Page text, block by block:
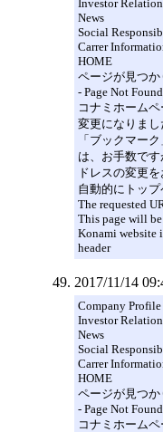
Investor
News
Social
Carrer
HOME
ページが見つか
- Page Not
コナミホーム
変更になりまし
「ブックマー
は、お手数で
ドレスの変更
自動的にトップ
The requested
This page will
Konami website
header
2017/11/14
Company Profile
Investor
News
Social
Carrer
HOME
ページが見つか
- Page Not
コナミホーム